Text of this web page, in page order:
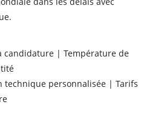
candidature | Température de
technique personnalisée | Tarifs